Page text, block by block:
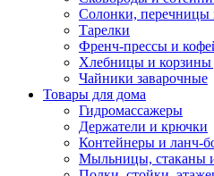
Солонки, перечницы
Тарелки
Френч-прессы и
Хлебницы и корзины
Чайники заварочные
Товары для дома
Гидромассажеры
Держатели и крючки
Контейнеры и ланч-
Мыльницы, стаканы